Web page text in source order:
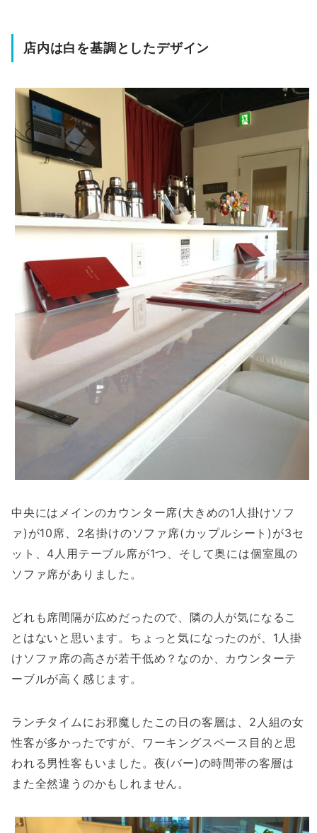
店内は白を基調としたデザイン
中央にはメインのカウンター席(大きめの1人掛けソフ
ァ)が10席、2名掛けのソファ席(カップルシート)が3セ
ット、4人用テーブル席が1つ、そして奥には個室風の
ソファ席がありました。
どれも席間隔が広めだったので、隣の人が気になるこ
とはないと思います。ちょっと気になったのが、1人掛
けソファ席の高さが若干低め？なのか、カウンターテ
ーブルが高く感じます。
ランチタイムにお邪魔したこの日の客層は、2人組の女
性客が多かったですが、ワーキングスペース目的と思
われる男性客もいました。夜(バー)の時間帯の客層は
また全然違うのかもしれません。